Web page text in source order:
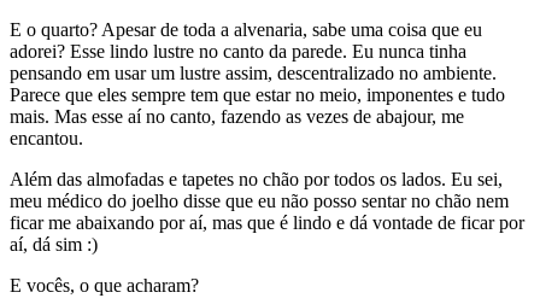
E o quarto? Apesar de toda a alvenaria, sabe uma coisa que eu
adorei? Esse lindo lustre no canto da parede. Eu nunca tinha
pensando em usar um lustre assim, descentralizado no ambiente.
Parece que eles sempre tem que estar no meio, imponentes e tudo
mais. Mas esse aí no canto, fazendo as vezes de abajour, me
encantou.
Além das almofadas e tapetes no chão por todos os lados. Eu sei,
meu médico do joelho disse que eu não posso sentar no chão nem
ficar me abaixando por aí, mas que é lindo e dá vontade de ficar por
aí, dá sim :)
E vocês, o que acharam?